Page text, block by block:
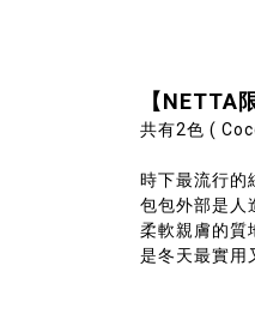
【NETTA
共有2色 (
時下最流行的
包包外部是人
柔軟親膚的質
是冬天最實用